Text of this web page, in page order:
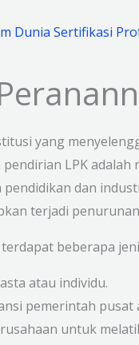
Dunia Sertifikasi
yang
LPK
dan
terjadi
beberapa
atau individu.
pemerintah pusat
untuk